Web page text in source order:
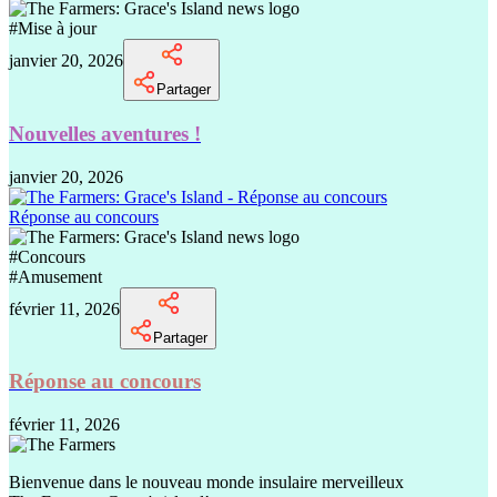
#Mise à jour
janvier 20, 2026
Partager
Nouvelles aventures !
janvier 20, 2026
Réponse au concours
#Concours
#Amusement
février 11, 2026
Partager
Réponse au concours
février 11, 2026
Bienvenue dans le nouveau monde insulaire merveilleux